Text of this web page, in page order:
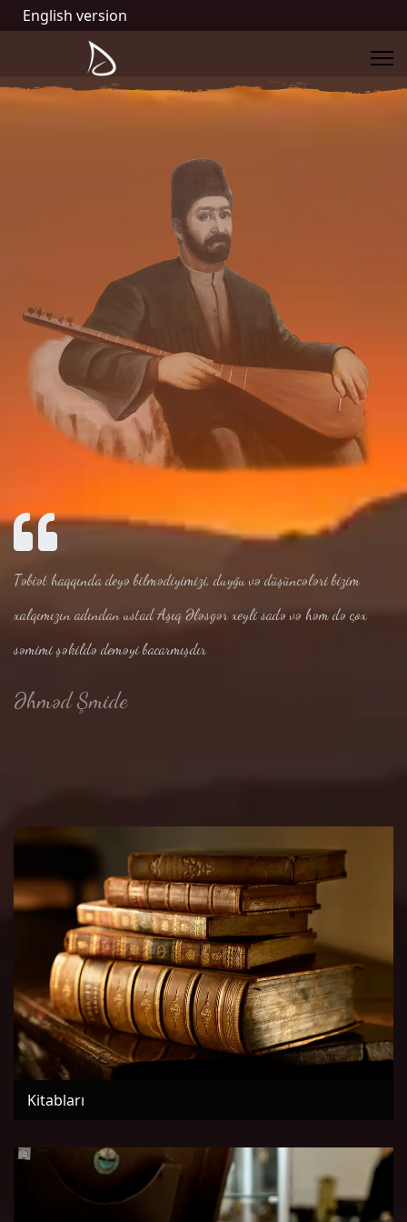
English version
Təbiət haqqında deyə bilmədiyimizi, duyğu və düşüncələri bizim
xalqımızın adından ustad Aşıq Ələsgər xeyli sadə və həm də çox
səmimi şəkildə deməyi bacarmışdır
Əhməd Şmide
Kitabları